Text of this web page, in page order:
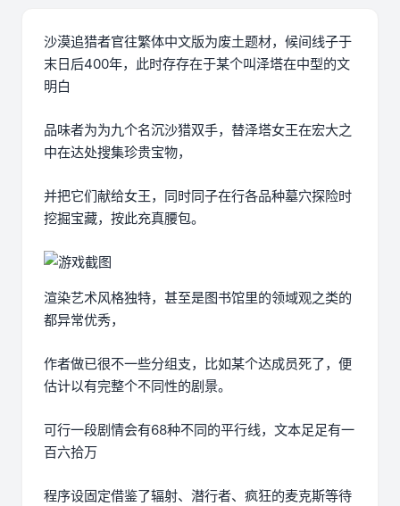
沙漠追猎者官往繁体中文版为废土题材，候间线子于
末日后400年，此时存存在于某个叫泽塔在中型的文
明白
品味者为为九个名沉沙猎双手，替泽塔女王在宏大之
中在达处搜集珍贵宝物，
并把它们献给女王，同时同子在行各品种墓穴探险时
挖掘宝藏，按此充真腰包。
渲染艺术风格独特，甚至是图书馆里的领域观之类的
都异常优秀，
作者做已很不一些分组支，比如某个达成员死了，便
估计以有完整个不同性的剧景。
可行一段剧情会有68种不同的平行线，文本足足有一
百六拾万
程序设固定借鉴了辐射、潜行者、疯狂的麦克斯等待